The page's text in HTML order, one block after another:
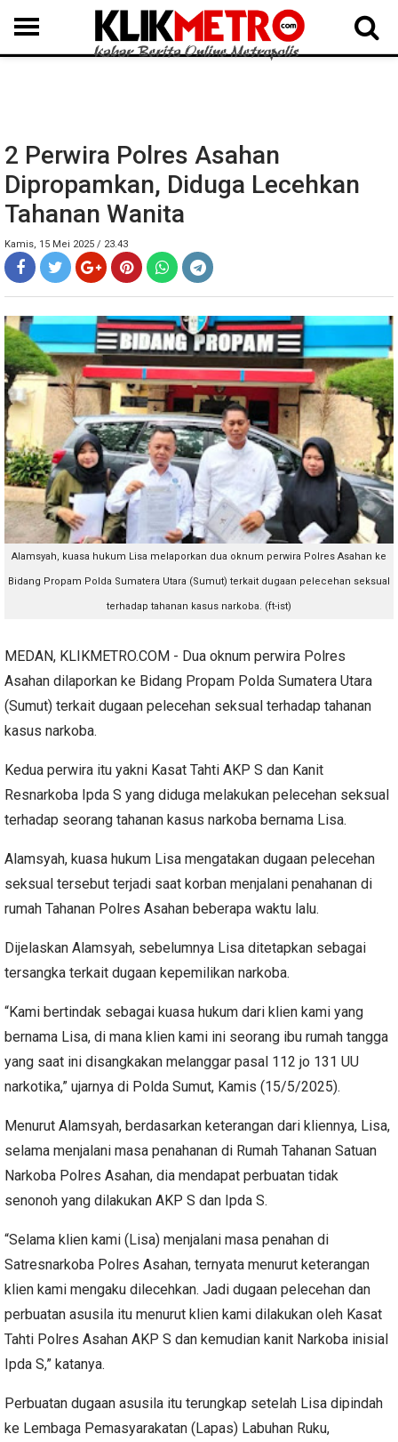
MEDAN LANGKAT DAIRI SAMOSIR TAPUT BATUBARA DELISERDANG
2 Perwira Polres Asahan
Dipropamkan, Diduga Lecehkan
Tahanan Wanita
Kamis, 15 Mei 2025 / 23.43
Alamsyah, kuasa hukum Lisa melaporkan dua oknum perwira Polres Asahan ke
Bidang Propam Polda Sumatera Utara (Sumut) terkait dugaan pelecehan seksual
terhadap tahanan kasus narkoba. (ft-ist)
MEDAN, KLIKMETRO.COM - Dua oknum perwira Polres
Asahan dilaporkan ke Bidang Propam Polda Sumatera Utara
(Sumut) terkait dugaan pelecehan seksual terhadap tahanan
kasus narkoba.
Kedua perwira itu yakni Kasat Tahti AKP S dan Kanit
Resnarkoba Ipda S yang diduga melakukan pelecehan seksual
terhadap seorang tahanan kasus narkoba bernama Lisa.
Alamsyah, kuasa hukum Lisa mengatakan dugaan pelecehan
seksual tersebut terjadi saat korban menjalani penahanan di
rumah Tahanan Polres Asahan beberapa waktu lalu.
Dijelaskan Alamsyah, sebelumnya Lisa ditetapkan sebagai
tersangka terkait dugaan kepemilikan narkoba.
“Kami bertindak sebagai kuasa hukum dari klien kami yang
bernama Lisa, di mana klien kami ini seorang ibu rumah tangga
yang saat ini disangkakan melanggar pasal 112 jo 131 UU
narkotika,” ujarnya di Polda Sumut, Kamis (15/5/2025).
Menurut Alamsyah, berdasarkan keterangan dari kliennya, Lisa,
selama menjalani masa penahanan di Rumah Tahanan Satuan
Narkoba Polres Asahan, dia mendapat perbuatan tidak
senonoh yang dilakukan AKP S dan Ipda S.
“Selama klien kami (Lisa) menjalani masa penahan di
Satresnarkoba Polres Asahan, ternyata menurut keterangan
klien kami mengaku dilecehkan. Jadi dugaan pelecehan dan
perbuatan asusila itu menurut klien kami dilakukan oleh Kasat
Tahti Polres Asahan AKP S dan kemudian kanit Narkoba inisial
Ipda S,” katanya.
Perbuatan dugaan asusila itu terungkap setelah Lisa dipindah
ke Lembaga Pemasyarakatan (Lapas) Labuhan Ruku,